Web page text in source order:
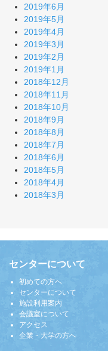
2019年6月
2019年5月
2019年4月
2019年3月
2019年2月
2019年1月
2018年12月
2018年11月
2018年10月
2018年9月
2018年8月
2018年7月
2018年6月
2018年5月
2018年4月
2018年3月
センターについて
初めての方へ
センターについて
施設利用案内
会議室について
アクセス
企業・大学の方へ